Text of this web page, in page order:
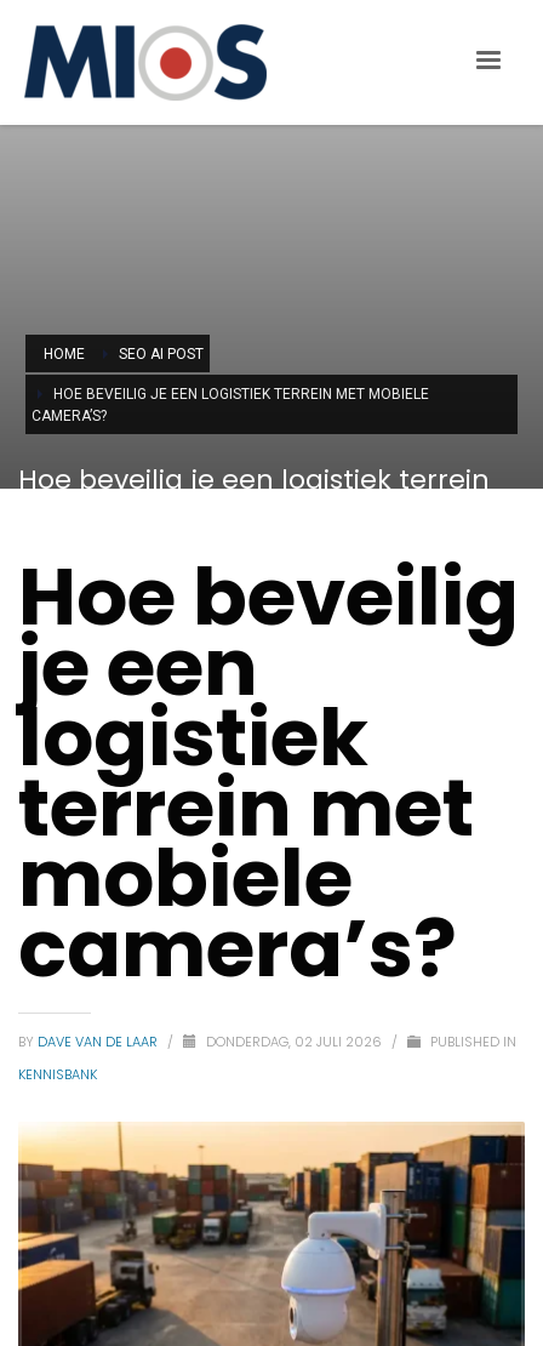
HOME SEO AI POST
HOE BEVEILIG JE EEN LOGISTIEK TERREIN MET MOBIELE
CAMERA’S?
Hoe beveilig je een logistiek terrein
Hoe beveilig
je een
logistiek
terrein met
mobiele
camera’s?
BY DAVE VAN DE LAAR / DONDERDAG, 02 JULI 2026 /
PUBLISHED IN
KENNISBANK